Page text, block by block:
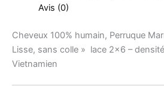
Avis (0)
Cheveux 100% humain, Perruque
Lisse, sans colle » lace 2×6 –
Vietnamien